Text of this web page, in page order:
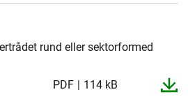
rund eller sektorformed
PDF 114 kB